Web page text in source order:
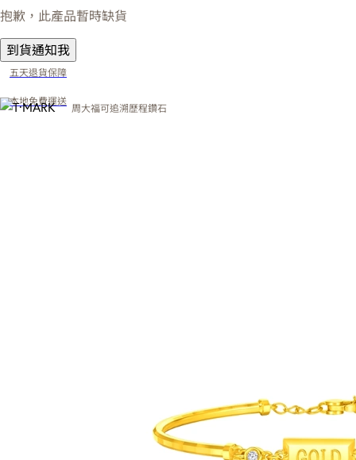
抱歉，此產品暫時缺貨
到貨通知我
五天退貨保障
本地免費運送
周大福可追溯歷程鑽石